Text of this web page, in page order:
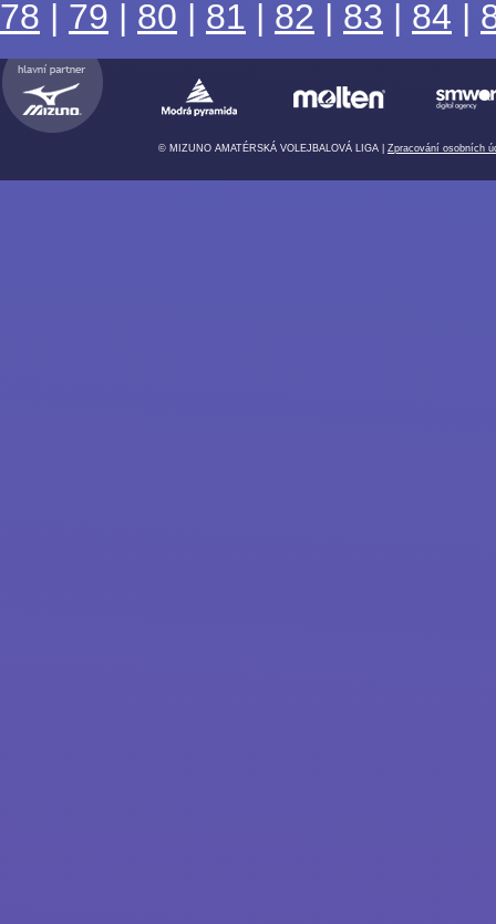
78 | 79 | 80 | 81 | 82 | 83 | 84 |
© MIZUNO AMATÉRSKÁ VOLEJBALOVÁ LIGA | Zpracování osobních